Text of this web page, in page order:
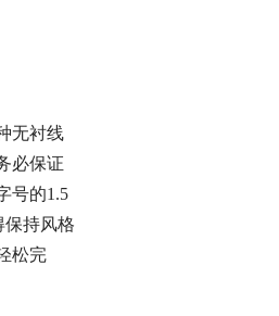
无衬线
必保证
号的1.5
保持风格
松完